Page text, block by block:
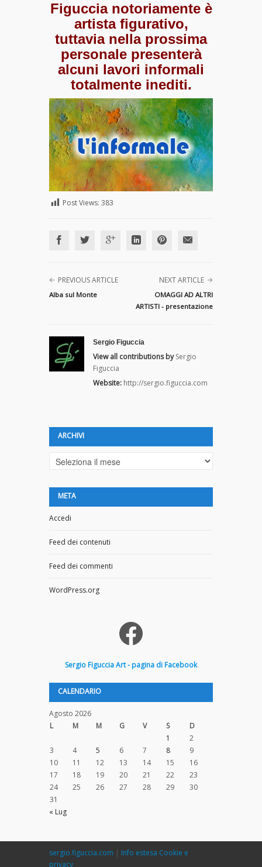
Figuccia notoriamente è
artista figurativo,
tuttavia nella prossima
personale presenterà
alcuni lavori informali
totalmente inediti.
Post Views: 383
PREVIOUS ARTICLE
Alba sul Monte
NEXT ARTICLE
OMAGGI AD ALTRI
ARTISTI - presentazione
Sergio Figuccia
View all contributions by Sergio
Figuccia
Website: http://sergio.figuccia.com
ARCHIVI
Archivi
META
Accedi
Feed dei contenuti
Feed dei commenti
WordPress.org
Facebook
SergioFigucciaArt - pagina di Facebook
CALENDARIO
Agosto 2026
L
M M G V S
D
1
2
3
4 5 6 7 8
9
10
11 12 13 14 15
16
17
18 19 20 21 22
23
24
25 26 27 28 29
30
31
« Lug
sergio.figuccia.com | Info estesa Cookie e
privacy